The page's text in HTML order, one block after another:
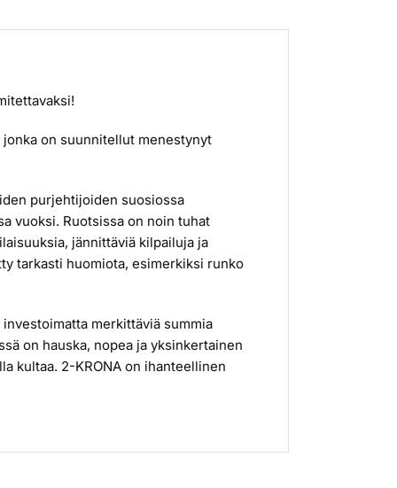
on suunnitellut menestynyt
purjehtijoiden suosiossa
vuoksi. Ruotsissa on noin tuhat
jännittäviä kilpailuja ja
tarkasti huomiota, esimerkiksi runko
merkittäviä summia
on hauska, nopea ja yksinkertainen
kultaa. 2-KRONA on ihanteellinen